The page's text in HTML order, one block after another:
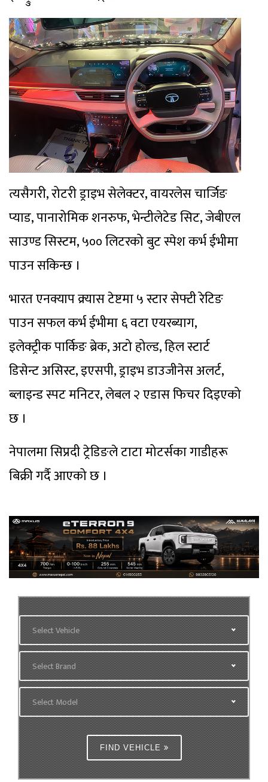
त्यसैगरी, रोटरी ड्राइभ सेलेक्टर, वायरलेस चार्जिङ
प्याड, पानारोमिक शनरुफ, भेन्टीलेटेड सिट, जेबीएल
साउण्ड सिस्टम, ५०० लिटरको बुट स्पेश कर्भ ईभीमा
पाउन सकिन्छ ।
भारत एनक्याप क्र्यास टेष्टमा ५ स्टार सेफ्टी रेटिङ
पाउन सफल कर्भ ईभीमा ६ वटा एयरब्याग,
इलेक्ट्रीक पार्किङ ब्रेक, अटो होल्ड, हिल स्टार्ट
डिसेन्ट असिस्ट, इएसपी, ड्राइभ डाउजीनेस अलर्ट,
ब्लाइन्ड स्पट मनिटर, लेबल २ एडास फिचर दिइएको
छ ।
नेपालमा सिप्रदी ट्रेडिङले टाटा मोटर्सका गाडीहरू
बिक्री गर्दै आएको छ ।
Select Vehicle
Select Brand
Select Model
FIND VEHICLE